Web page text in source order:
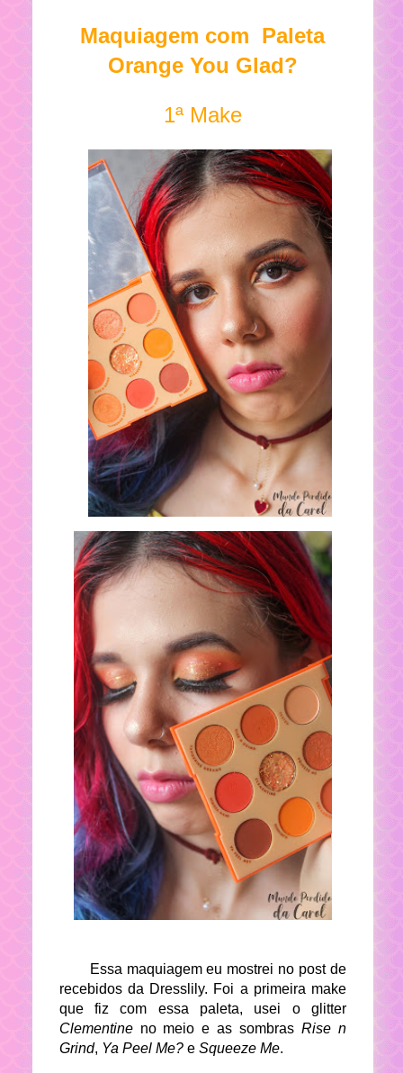
Maquiagem com Paleta
Orange You Glad?
1ª Make
Essa maquiagem eu mostrei no post de
recebidos da Dresslily. Foi a primeira make
que fiz com essa paleta, usei o glitter
Clementineno meio e as sombras Rise n
Grind, Ya Peel Me?e Squeeze Me.